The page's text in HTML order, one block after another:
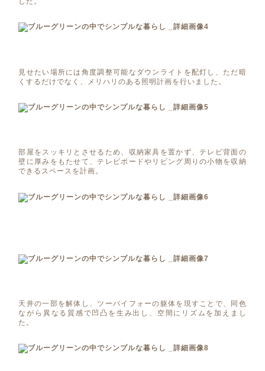
見せたい場所には角度調整可能なダウンライトを配灯し、ただ暗
くするだけでなく、メリハリのある照明計画を行いました。
部屋をスッキリとさせるため、収納家具を置かず、テレビ背面の
壁に厚みをもたせて、テレビボードやリビング周りの小物を収納
できるスペースを計画。
天井の一部を解体し、ツーバイフォーの躯体を現すことで、同色
ながら異なる質感で凹凸を生み出し、空間にリズムを加えまし
た。